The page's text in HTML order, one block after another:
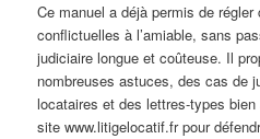
Ce manuel a déjà permis de
conflictuelles à l’amiable, sans
judiciaire longue et coûteuse. Il
nombreuses astuces, des cas de
locataires et des lettres-types
site www.litigelocatif.fr pour